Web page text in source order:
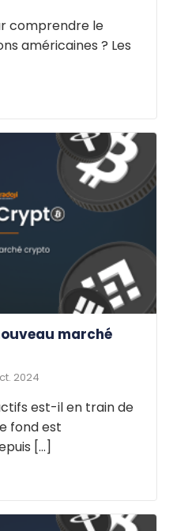
comprendre le
américaines ? Les
nouveau marché
2024
est-il en train de
fond est
[...]